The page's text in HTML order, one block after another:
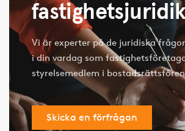
Vi är experter på de juridiska
i din vardag som
styrelsemedlem i
Skicka en förfrågan